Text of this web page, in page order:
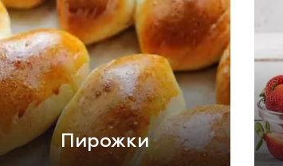
Пирожки